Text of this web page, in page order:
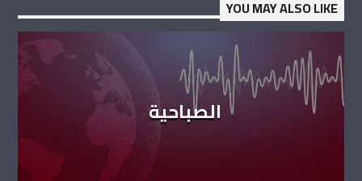
YOU MAY ALSO LIKE
الصباحية